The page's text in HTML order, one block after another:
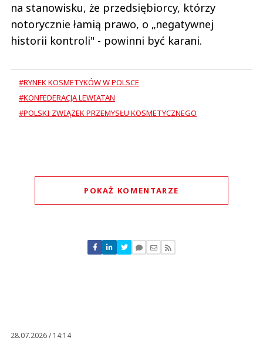
na stanowisku, że przedsiębiorcy, którzy
notorycznie łamią prawo, o „negatywnej
historii kontroli" - powinni być karani.
#RYNEK KOSMETYKÓW W POLSCE
#KONFEDERACJA LEWIATAN
#POLSKI ZWIĄZEK PRZEMYSŁU KOSMETYCZNEGO
POKAŻ KOMENTARZE
Nie znaleziono komentarzy
Zostaw swoje komentarze
28.07.2026 / 14:14